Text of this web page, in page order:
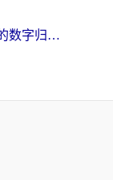
穿梭和松果哪个好？海外游子的数字归乡路，到底该怎么选